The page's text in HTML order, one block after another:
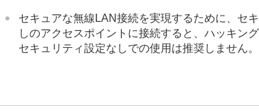
セキュアな無線LAN接続を実現するために、セ
しのアクセスポイントに接続すると、ハッキン
セキュリティ設定なしでの使用は推奨しません。